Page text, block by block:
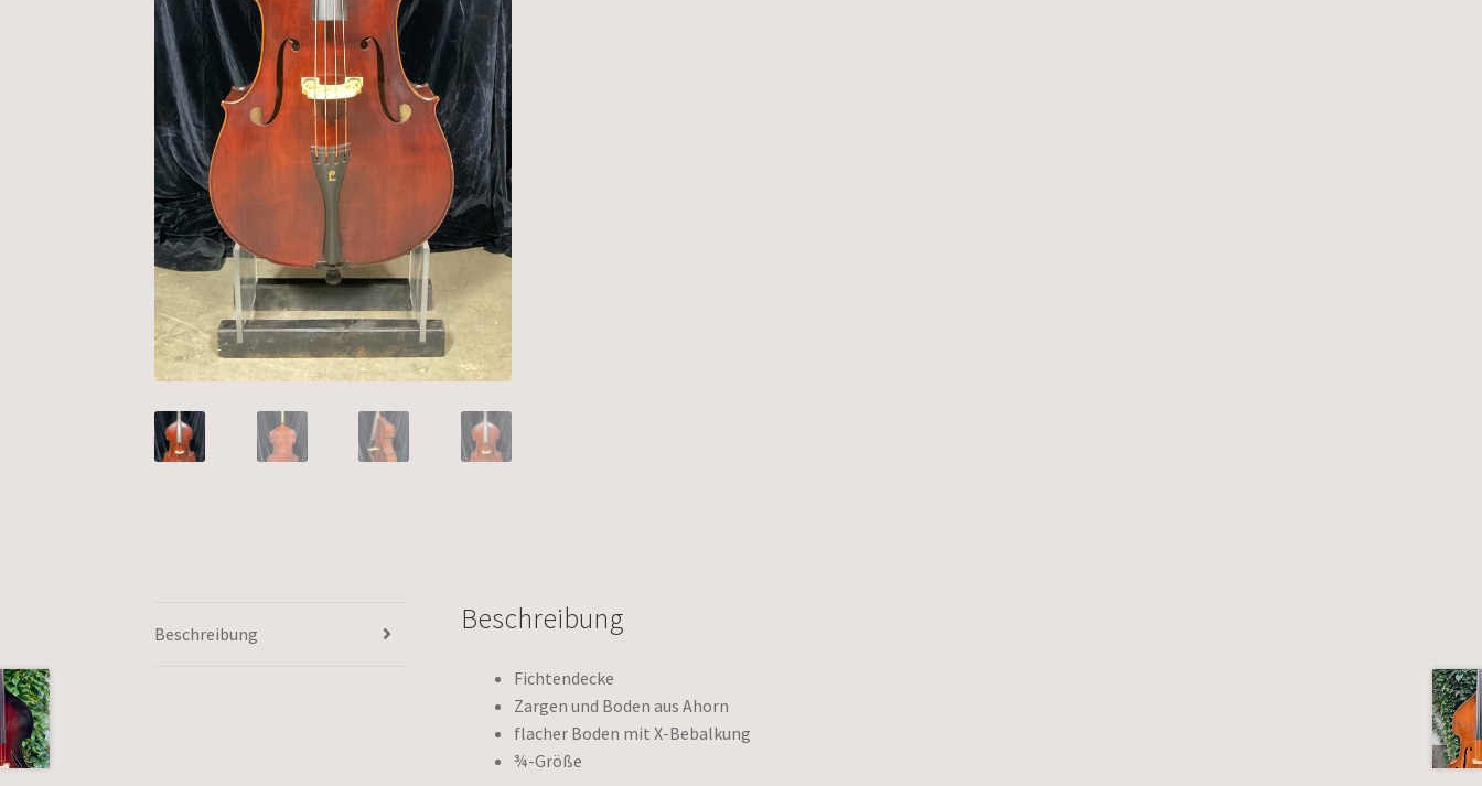
Beschreibung Beschreibung
Fichtendecke
Zargen und Boden aus Ahorn
flacher Boden mit X-Bebalkung
¾-Größe